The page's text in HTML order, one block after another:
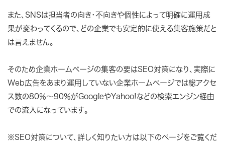
また、SNSは担当者の向き・不向きや個性によって明確に運用成
果が変わってくるので、どの企業でも安定的に使える集客施策だと
は言えません。
そのため企業ホームページの集客の要はSEO対策になり、実際に
Web広告をあまり運用していない企業ホームページでは総アクセ
ス数の80％～90％がGoogleやYahoo!などの検索エンジン経由
での流入になっています。
※SEO対策について、詳しく知りたい方は以下のページをご覧くだ